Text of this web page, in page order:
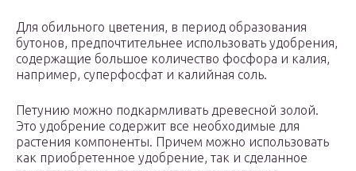
Для обильного цветения, в период образования
бутонов, предпочтительнее использовать удобрения,
содержащие большое количество фосфора и калия,
например, суперфосфат и калийная соль.
Петунию можно подкармливать древесной золой.
Это удобрение содержит все необходимые для
растения компоненты. Причем можно использовать
как приобретенное удобрение, так и сделанное